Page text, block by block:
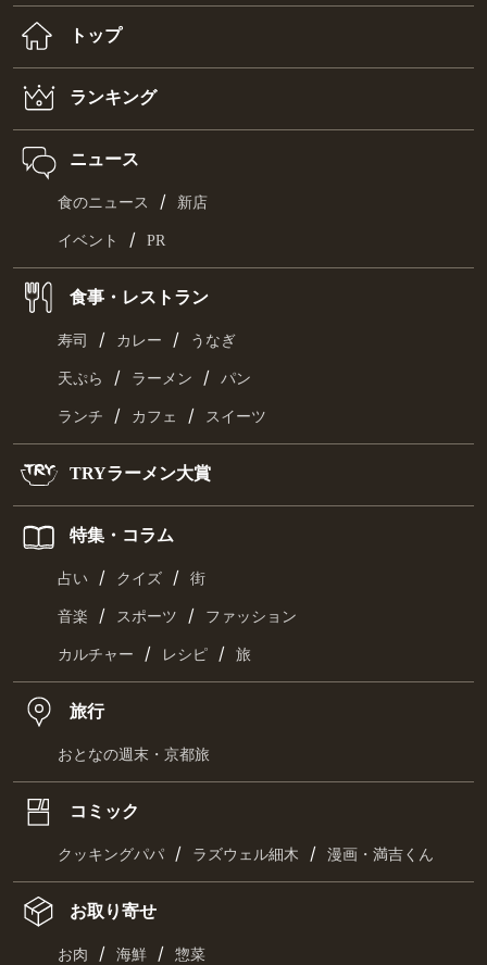
トップ
ランキング
ニュース
食のニュース / 新店
イベント / PR
食事・レストラン
寿司 / カレー / うなぎ
天ぷら / ラーメン / パン
ランチ / カフェ / スイーツ
TRYラーメン大賞
特集・コラム
占い / クイズ / 街
音楽 / スポーツ / ファッション
カルチャー / レシピ / 旅
旅行
おとなの週末・京都旅
コミック
クッキングパパ / ラズウェル細木 / 漫画・満吉くん
お取り寄せ
お肉 / 海鮮 / 惣菜